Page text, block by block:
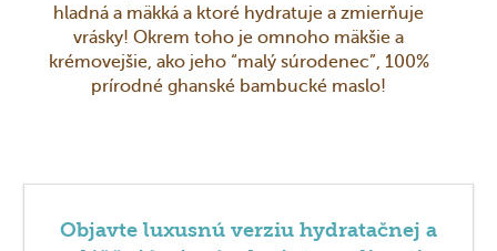
hladná a mäkká a ktoré hydratuje a zmierňuje
vrásky! Okrem toho je omnoho mäkšie a
krémovejšie, ako jeho “malý súrodenec”, 100%
prírodné ghanské bambucké maslo!
Objavte luxusnú verziu hydratačnej a